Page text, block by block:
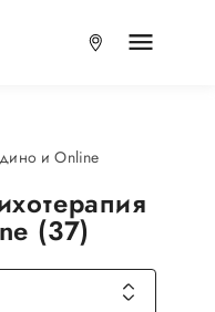
и Online
(37)